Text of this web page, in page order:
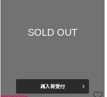
SOLD OUT
再入荷受付